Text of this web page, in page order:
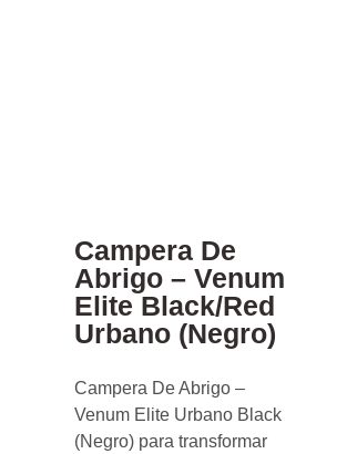
Campera De
Abrigo – Venum
Elite Black/Red
Urbano (Negro)
Campera De Abrigo –
Venum Elite Urbano Black
(Negro) para transformar